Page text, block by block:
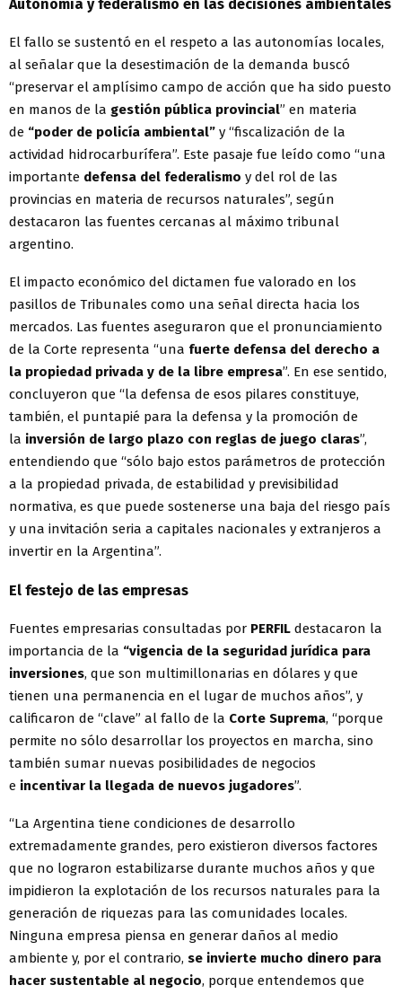
Autonomía y federalismo en las decisiones ambientales
El fallo se sustentó en el respeto a las autonomías locales,
al señalar que la desestimación de la demanda buscó
“preservar el amplísimo campo de acción que ha sido puesto
en manos de la gestión pública provincial” en materia
de “poder de policía ambiental” y “fiscalización de la
actividad hidrocarburífera”. Este pasaje fue leído como “una
importante defensa del federalismo y del rol de las
provincias en materia de recursos naturales”, según
destacaron las fuentes cercanas al máximo tribunal
argentino.
El impacto económico del dictamen fue valorado en los
pasillos de Tribunales como una señal directa hacia los
mercados. Las fuentes aseguraron que el pronunciamiento
de la Corte representa “una fuerte defensa del derecho a
la propiedad privada y de la libre empresa”. En ese sentido,
concluyeron que “la defensa de esos pilares constituye,
también, el puntapié para la defensa y la promoción de
la inversión de largo plazo con reglas de juego claras”,
entendiendo que “sólo bajo estos parámetros de protección
a la propiedad privada, de estabilidad y previsibilidad
normativa, es que puede sostenerse una baja del riesgo país
y una invitación seria a capitales nacionales y extranjeros a
invertir en la Argentina”.
El festejo de las empresas
Fuentes empresarias consultadas por PERFIL destacaron la
importancia de la “vigencia de la seguridad jurídica para
inversiones, que son multimillonarias en dólares y que
tienen una permanencia en el lugar de muchos años”, y
calificaron de “clave” al fallo de la Corte Suprema, “porque
permite no sólo desarrollar los proyectos en marcha, sino
también sumar nuevas posibilidades de negocios
e incentivar la llegada de nuevos jugadores”.
“La Argentina tiene condiciones de desarrollo
extremadamente grandes, pero existieron diversos factores
que no lograron estabilizarse durante muchos años y que
impidieron la explotación de los recursos naturales para la
generación de riquezas para las comunidades locales.
Ninguna empresa piensa en generar daños al medio
ambiente y, por el contrario, se invierte mucho dinero para
hacer sustentable al negocio, porque entendemos que